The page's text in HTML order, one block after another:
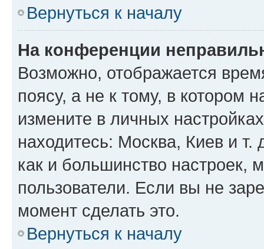
Вернуться к началу
На конференции
Возможно, отображается
поясу, а не к тому, в котором
измените в личных
находитесь: Москва, Киев и т.
как и большинство настроек,
пользователи. Если вы не
момент сделать это.
Вернуться к началу